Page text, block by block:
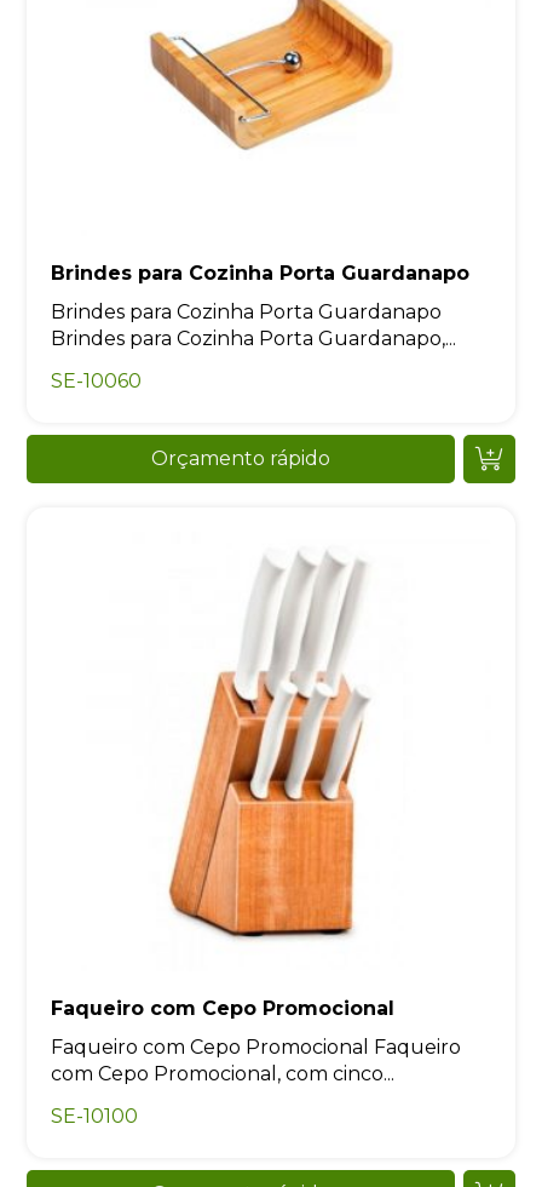
Brindes para Cozinha Porta Guardanapo
Brindes para Cozinha Porta Guardanapo
Brindes para Cozinha Porta Guardanapo,...
SE-10060
Orçamento rápido
Faqueiro com Cepo Promocional
Faqueiro com Cepo Promocional Faqueiro
com Cepo Promocional, com cinco...
SE-10100